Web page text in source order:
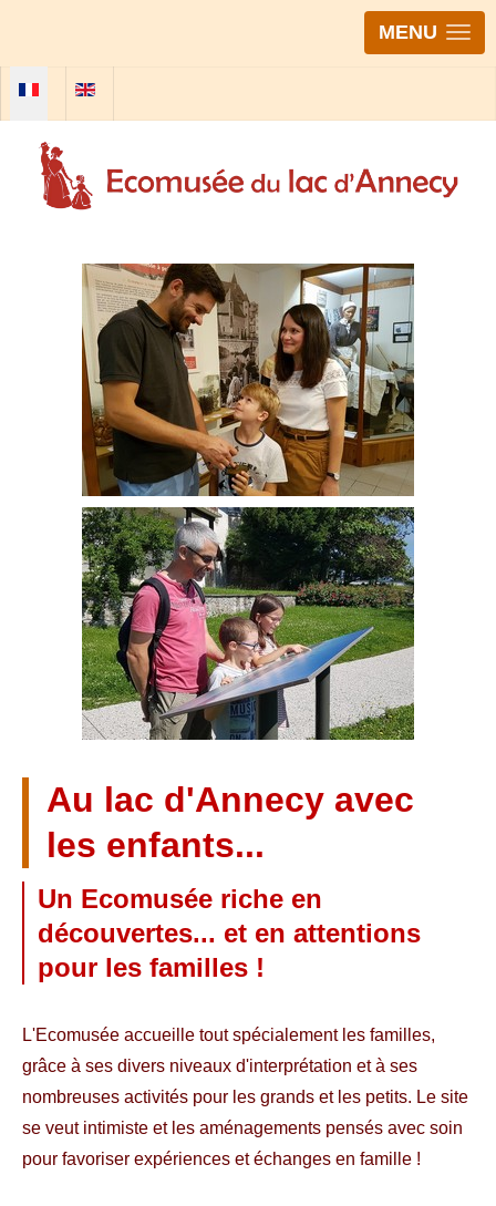
MENU
Sélectionnez votre langue
Au lac d'Annecy avec
les enfants...
Un Ecomusée riche en
découvertes... et en attentions
pour les familles !
L'Ecomusée accueille tout spécialement les familles,
grâce à ses divers niveaux d'interprétation et à ses
nombreuses activités pour les grands et les petits. Le site
se veut intimiste et les aménagements pensés avec soin
pour favoriser expériences et échanges en famille !